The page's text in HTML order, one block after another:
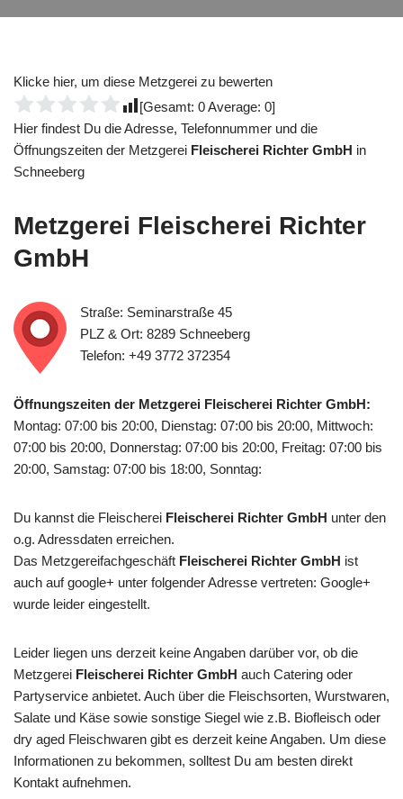
Klicke hier, um diese Metzgerei zu bewerten
[Gesamt: 0Average: 0]
Hier findest Du die Adresse, Telefonnummer und die
Öffnungszeiten der Metzgerei Fleischerei Richter GmbH in
Schneeberg
Metzgerei Fleischerei Richter
GmbH
Straße: Seminarstraße 45
PLZ & Ort: 8289 Schneeberg
Telefon: +49 3772 372354
Öffnungszeiten der Metzgerei Fleischerei Richter GmbH:
Montag: 07:00 bis 20:00, Dienstag: 07:00 bis 20:00, Mittwoch:
07:00 bis 20:00, Donnerstag: 07:00 bis 20:00, Freitag: 07:00 bis
20:00, Samstag: 07:00 bis 18:00, Sonntag:
Du kannst die Fleischerei Fleischerei Richter GmbH unter den
o.g. Adressdaten erreichen.
Das Metzgereifachgeschäft Fleischerei Richter GmbH ist
auch auf google+ unter folgender Adresse vertreten: Google+
wurde leider eingestellt.
Leider liegen uns derzeit keine Angaben darüber vor, ob die
Metzgerei Fleischerei Richter GmbH auch Catering oder
Partyservice anbietet. Auch über die Fleischsorten, Wurstwaren,
Salate und Käse sowie sonstige Siegel wie z.B. Biofleisch oder
dry aged Fleischwaren gibt es derzeit keine Angaben. Um diese
Informationen zu bekommen, solltest Du am besten direkt
Kontakt aufnehmen.